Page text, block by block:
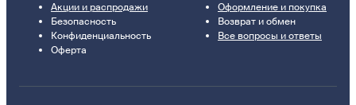
Акции и распродажи
Безопасность
Конфиденциальность
Оферта
Оформление и покупка
Возврат и обмен
Все вопросы и ответы